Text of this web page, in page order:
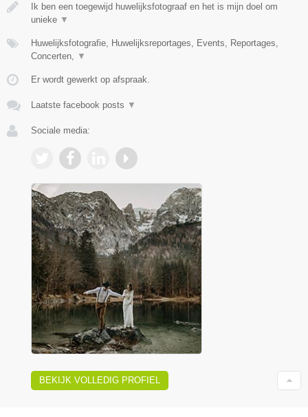
Ik ben een toegewijd huwelijksfotograaf en het is mijn doel om
unieke ▼
Huwelijksfotografie, Huwelijksreportages, Events, Reportages,
Concerten,
▼
Er wordt gewerkt op afspraak.
Laatste facebook posts ▼
Sociale media:
BEKIJK VOLLEDIG PROFIEL